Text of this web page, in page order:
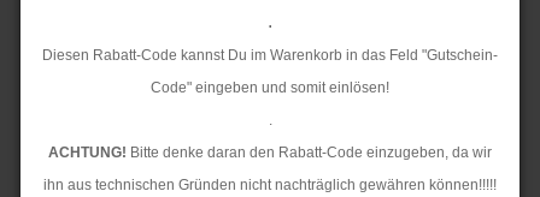
.
Diesen Rabatt-Code kannst Du im Warenkorb in das Feld "Gutschein-
Code" eingeben und somit einlösen!
.
ACHTUNG! Bitte denke daran den Rabatt-Code einzugeben, da wir
ihn aus technischen Gründen nicht nachträglich gewähren können!!!!!